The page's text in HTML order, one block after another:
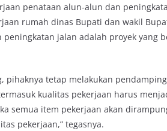
penataan alun-alun dan
rumah dinas Bupati dan wakil
jalan adalah proyek yang
tetap melakukan
kualitas pekerjaan harus
semua item pekerjaan akan
pekerjaan,” tegasnya.